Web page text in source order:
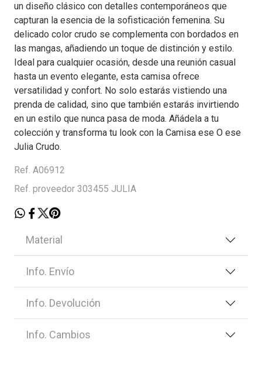
un diseño clásico con detalles contemporáneos que
capturan la esencia de la sofisticación femenina. Su
delicado color crudo se complementa con bordados en
las mangas, añadiendo un toque de distinción y estilo.
Ideal para cualquier ocasión, desde una reunión casual
hasta un evento elegante, esta camisa ofrece
versatilidad y confort. No solo estarás vistiendo una
prenda de calidad, sino que también estarás invirtiendo
en un estilo que nunca pasa de moda. Añádela a tu
colección y transforma tu look con la Camisa ese O ese
Julia Crudo.
Ref. A06912
Ref. proveedor 303455 JULIA
Material
Info. Envío
Info. Devolución
Info. Cambios